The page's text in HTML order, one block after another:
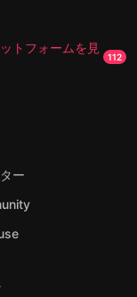
トフォームを見
112
ー